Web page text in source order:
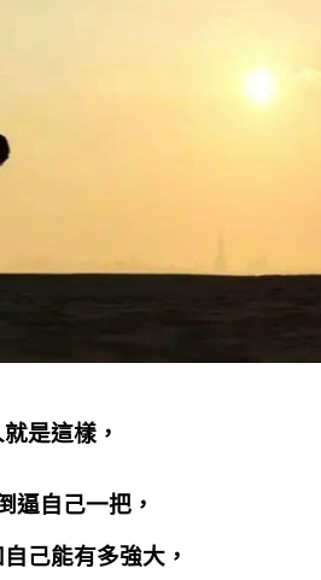
就是這樣，
逼自己一把，
己能有多強大，